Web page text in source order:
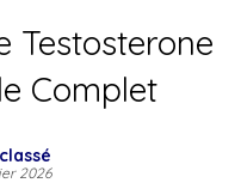
Testosterone
Complet
2026